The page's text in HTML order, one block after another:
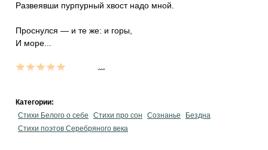
Развеявши пурпурный хвост надо мной.
Проснулся — и те же: и горы,
И море...
Категории:
Стихи Белого о себе
Стихи про сон Сознанье
Бездна
Стихи поэтов Серебряного века